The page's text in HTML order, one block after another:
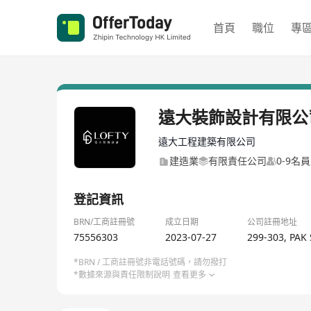
首頁 職位 專
遠大裝飾設計有限
遠大工程建築有限公司
建造業
有限責任公司 0-9名
登記資訊
BRN/工商註冊號 成立日期 公司註冊地址
75556303 2023-07-27 299-303, PAK
*BRN / 工商註冊號非電話號碼，請勿撥打
*數據來源與責任限制說明 查看更多